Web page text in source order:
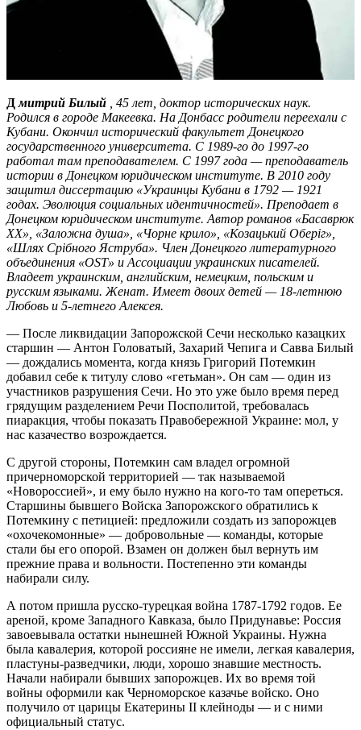
Дмитрий Билый
, 45 лет, доктор исторических наук.
Родился в городе Макеевка. На Донбасс родители переехали с
Кубани. Окончил исторический факультет Донецкого
государственного университета. С 1989-го до 1997-го
работал там преподавателем. С 1997 года — преподаватель
истории в Донецком юридическом институте. В 2010 году
защитил диссертацию «Украинцы Кубани в 1792 — 1921
годах. Эволюция социальных идентичностей». Преподает в
Донецком юридическом институте. Автор романов «Басаврюк
XX», «Заложна душа», «Чорне крило», «Козацький Оберіг»,
«Шлях Срібного Яструба». Член Донецкого литературного
объединения «OST» и Ассоциации украинских писателей.
Владеет украинским, английским, немецким, польским и
русским языками. Женат. Имеет двоих детей — 18-летнюю
Любовь и 5-летнего Алексея.
— После ликвидации Запорожской Сечи несколько казацких
старшин — Антон Головатый, Захарий Чепига и Савва Билый
— дождались момента, когда князь Григорий Потемкин
добавил себе к титулу слово «гетьман». Он сам — один из
участников разрушения Сечи. Но это уже было время перед
грядущим разделением Речи Посполитой, требовалась
пиаракция, чтобы показать Правобережной Украине: мол, у
нас казачество возрождается.
С другой стороны, Потемкин сам владел огромной
причерноморской территорией — так называемой
«Новороссией», и ему было нужно на кого-то там опереться.
Старшины бывшего Войска Запорожского обратились к
Потемкину с петицией: предложили создать из запорожцев
«охочекомонные» — добровольные — команды, которые
стали бы его опорой. Взамен он должен был вернуть им
прежние права и вольности. Постепенно эти команды
набирали силу.
А потом пришла русско-турецкая война 1787-1792 годов. Ее
ареной, кроме Западного Кавказа, было Придунавье: Россия
завоевывала остатки нынешней Южной Украины. Нужна
была кавалерия, которой россияне не имели, легкая кавалерия,
пластуны-разведчики, люди, хорошо знавшие местность.
Начали набирали бывших запорожцев. Их во время той
войны оформили как Черноморское казачье войско. Оно
получило от царицы Екатерины II клейноды — и с ними
официальный статус.